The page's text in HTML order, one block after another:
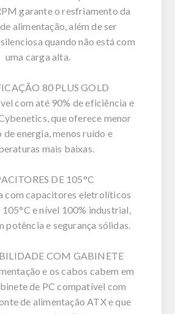
garante o resfriamento da
alimentação, além de ser
quando não está com
uma carga alta.
80 PLUS GOLD
com até 90% de eficiência e
que oferece menor
de energia, menos ruído e
mais baixas.
DE 105°C
com capacitores eletrolíticos
105°C e nível 100% industrial,
potência e segurança sólidas.
COM GABINETE
e os cabos cabem em
de PC compatível com
de alimentação ATX e que